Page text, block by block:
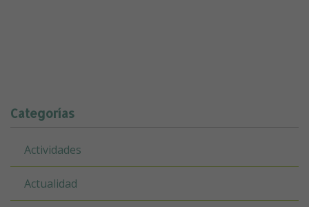
Categorías
Actividades
Actualidad